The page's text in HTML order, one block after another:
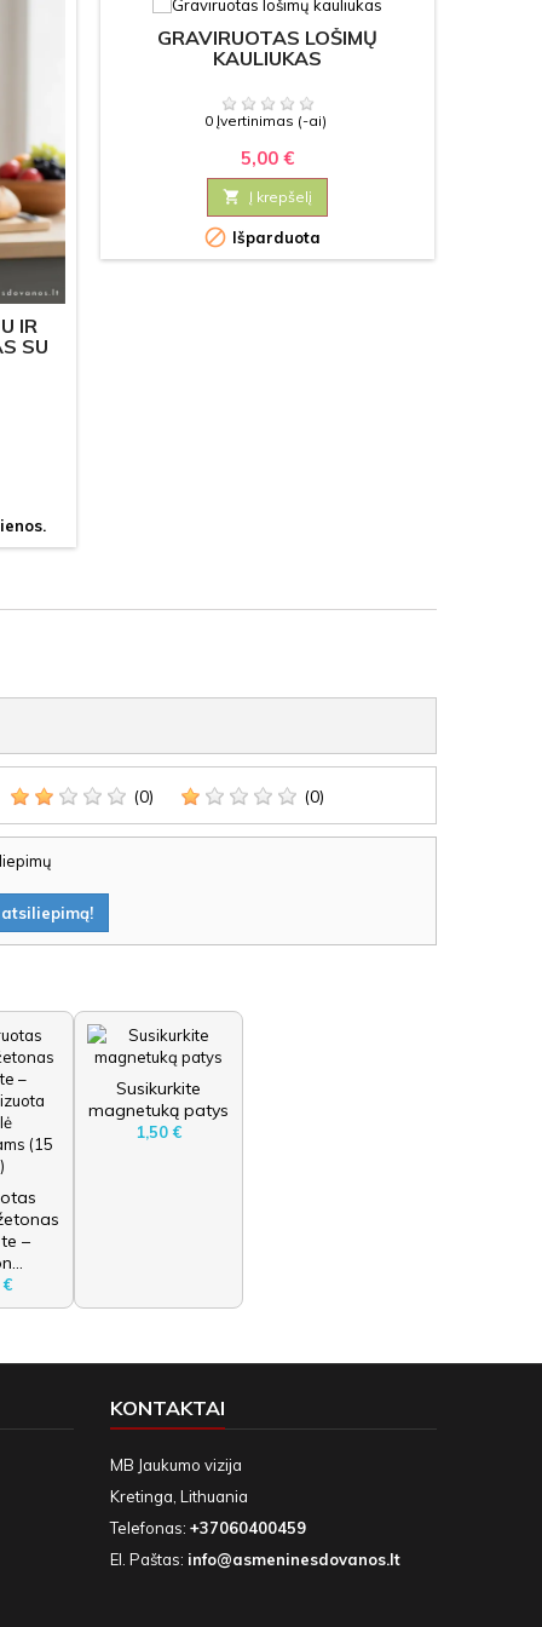
IR
SU
GRAVIRUOTAS LOŠIMŲ
KAULIUKAS
0 Įvertinimas (-ai)
5,00 €
 Į krepšelį
 Išparduota
(0) (0)
–
€
Susikurkite
magnetuką patys
1,50 €
KONTAKTAI
MB Jaukumo vizija
Kretinga, Lithuania
Telefonas: +37060400459
El. Paštas: info@asmeninesdovanos.lt